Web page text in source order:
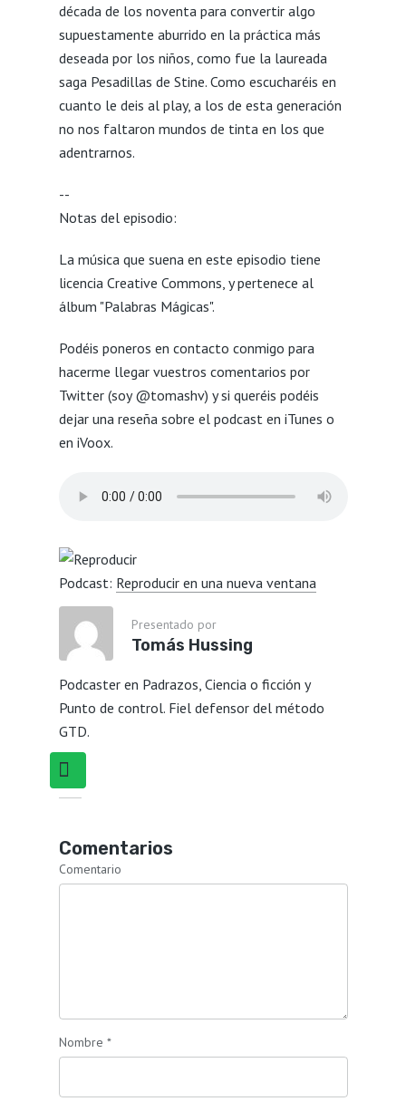
década de los noventa para convertir algo
supuestamente aburrido en la práctica más
deseada por los niños, como fue la laureada
saga Pesadillas de Stine. Como escucharéis en
cuanto le deis al play, a los de esta generación
no nos faltaron mundos de tinta en los que
adentrarnos.
--
Notas del episodio:
La música que suena en este episodio tiene
licencia Creative Commons, y pertenece al
álbum "Palabras Mágicas".
Podéis poneros en contacto conmigo para
hacerme llegar vuestros comentarios por
Twitter (soy @tomashv) y si queréis podéis
dejar una reseña sobre el podcast en iTunes o
en iVoox.
Podcast: Reproducir en una nueva ventana
Presentado por
Tomás Hussing
Podcaster en Padrazos, Ciencia o ficción y
Punto de control. Fiel defensor del método
GTD.
Comentarios
Comentario
Nombre *